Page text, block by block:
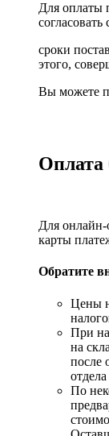
Для оплаты
сроки
этого,
Вы можете
Оплата
Для онлайн-
карты
Обратите
Цены
При
на
после
По